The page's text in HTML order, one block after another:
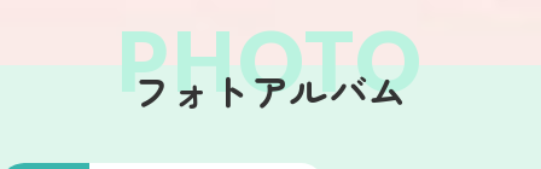
フォトアルバム